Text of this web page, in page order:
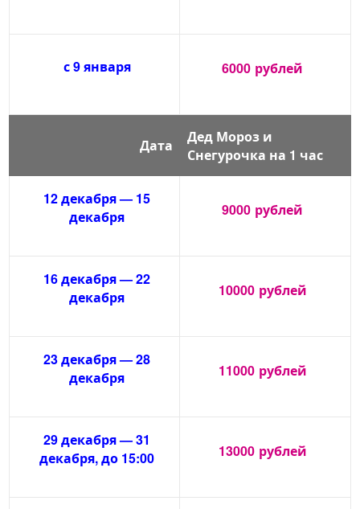
с 9 января 6000 рублей
Дата
Дед Мороз и
Снегурочка на 1 час
12 декабря — 15
декабря
9000 рублей
16 декабря — 22
декабря
10000 рублей
23 декабря — 28
декабря
11000 рублей
29 декабря — 31
декабря, до 15:00
13000 рублей